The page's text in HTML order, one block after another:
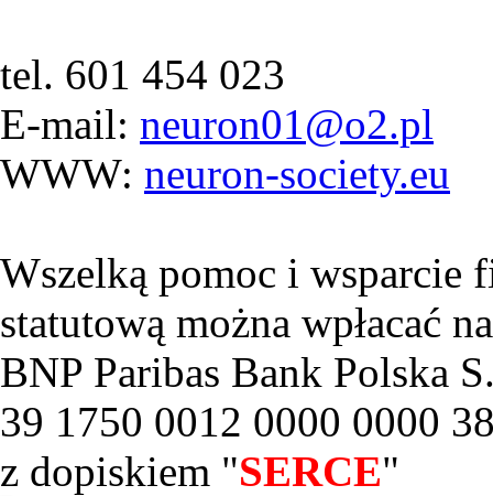
tel. 601 454 023
E-mail: neuron01@o2.pl
WWW: neuron-society.eu
Wszelką pomoc i wsparcie
statutową można wpłacać
BNP Paribas Bank Polska
39 1750 0012 0000 0000
z dopiskiem "SERCE"